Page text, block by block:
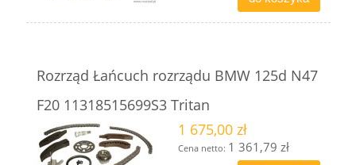
Rozrząd Łańcuch rozrządu BMW 125d N47
F20 11318515699S3 Tritan
1 675,00 zł
Cena netto: 1 361,79 zł